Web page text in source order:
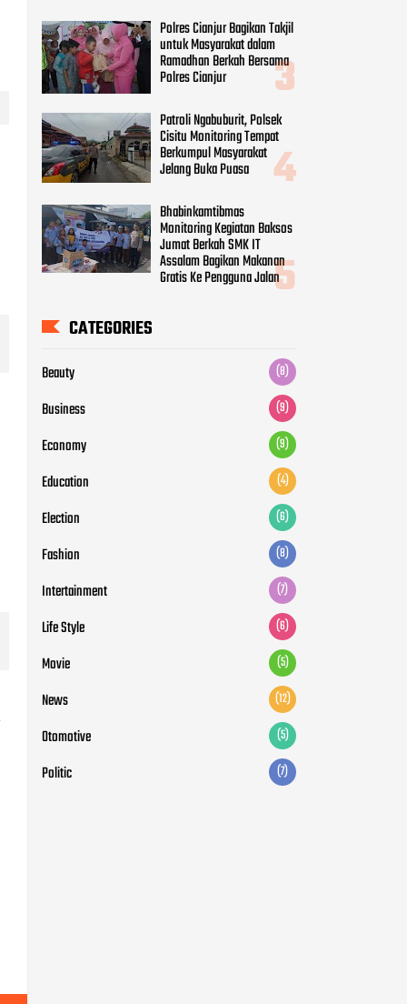
Polres Cianjur Bagikan Takjil
untuk Masyarakat dalam
Ramadhan Berkah Bersama
Polres Cianjur
Patroli Ngabuburit, Polsek
Cisitu Monitoring Tempat
Berkumpul Masyarakat
Jelang Buka Puasa
Bhabinkamtibmas
Monitoring Kegiatan Baksos
Jumat Berkah SMK IT
Assalam Bagikan Makanan
Gratis Ke Pengguna Jalan
CATEGORIES
Beauty (8)
Business (9)
Economy (9)
Education (4)
Election (6)
Fashion (8)
Intertainment (7)
Life Style (6)
Movie (5)
News (12)
Otomotive (5)
Politic (7)